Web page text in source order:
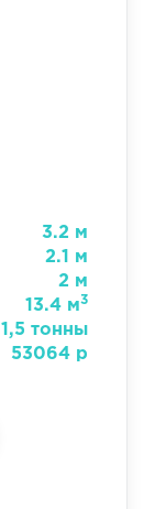
3.2 м
2.1 м
2 м
13.4 м3
1,5 тонны
53064 р